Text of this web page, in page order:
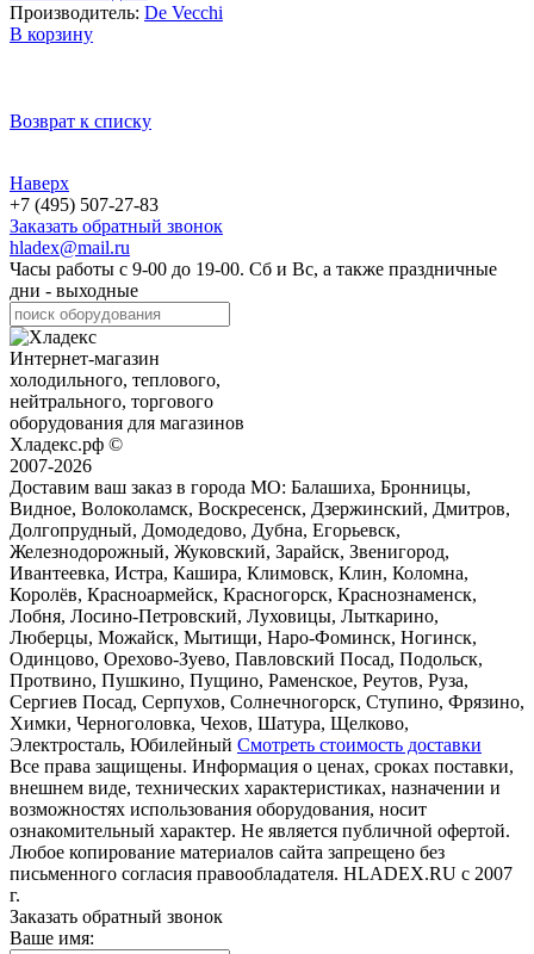
Производитель: De Vecchi
В корзину
Возврат к списку
Наверх
+7 (495) 507-27-83
Заказать обратный звонок
hladex@mail.ru
Часы работы с 9-00 до 19-00. Сб и Вс, а также праздничные
дни - выходные
Интернет-магазин
холодильного, теплового,
нейтрального, торгового
оборудования для магазинов
Хладекс.рф ©
2007-2026
Доставим ваш заказ в города МО: Балашиха, Бронницы,
Видное, Волоколамск, Воскресенск, Дзержинский, Дмитров,
Долгопрудный, Домодедово, Дубна, Егорьевск,
Железнодорожный, Жуковский, Зарайск, Звенигород,
Ивантеевка, Истра, Кашира, Климовск, Клин, Коломна,
Королёв, Красноармейск, Красногорск, Краснознаменск,
Лобня, Лосино-Петровский, Луховицы, Лыткарино,
Люберцы, Можайск, Мытищи, Наро-Фоминск, Ногинск,
Одинцово, Орехово-Зуево, Павловский Посад, Подольск,
Протвино, Пушкино, Пущино, Раменское, Реутов, Руза,
Сергиев Посад, Серпухов, Солнечногорск, Ступино, Фрязино,
Химки, Черноголовка, Чехов, Шатура, Щелково,
Электросталь, Юбилейный Смотреть стоимость доставки
Все права защищены. Информация о ценах, сроках поставки,
внешнем виде, технических характеристиках, назначении и
возможностях использования оборудования, носит
ознакомительный характер. Не является публичной офертой.
Любое копирование материалов сайта запрещено без
письменного согласия правообладателя. HLADEX.RU c 2007
г.
Заказать обратный звонок
Ваше имя: